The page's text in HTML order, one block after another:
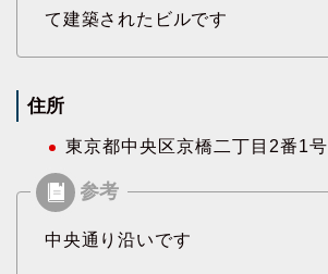
て建築されたビルです
住所
東京都中央区京橋二丁目2番1号
中央通り沿いです